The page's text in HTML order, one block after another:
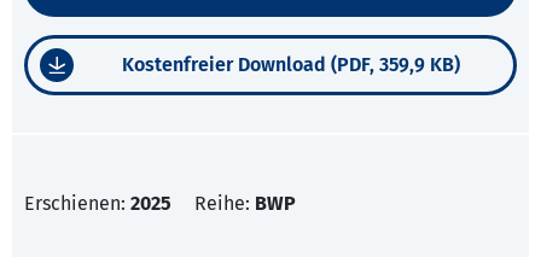
Kostenfreier Download (PDF, 359,9 KB)
Erschienen: 2025 Reihe: BWP